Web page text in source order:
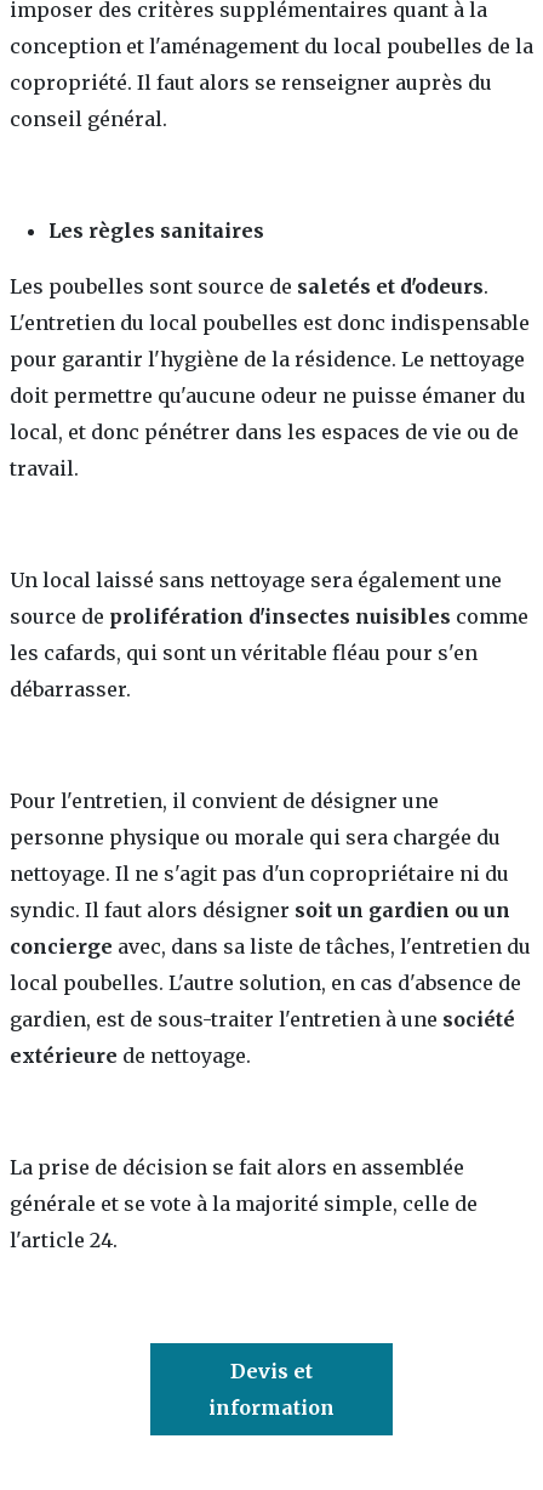
imposer des critères supplémentaires quant à la
conception et l'aménagement du local poubelles de la
copropriété. Il faut alors se renseigner auprès du
conseil général.
Les règles sanitaires
Les poubelles sont source de saletés et d'odeurs.
L'entretien du local poubelles est donc indispensable
pour garantir l'hygiène de la résidence. Le nettoyage
doit permettre qu'aucune odeur ne puisse émaner du
local, et donc pénétrer dans les espaces de vie ou de
travail.
Un local laissé sans nettoyage sera également une
source de prolifération d'insectes nuisibles comme
les cafards, qui sont un véritable fléau pour s'en
débarrasser.
Pour l'entretien, il convient de désigner une
personne physique ou morale qui sera chargée du
nettoyage. Il ne s'agit pas d'un copropriétaire ni du
syndic. Il faut alors désigner soit un gardien ou un
concierge avec, dans sa liste de tâches, l'entretien du
local poubelles. L'autre solution, en cas d'absence de
gardien, est de sous-traiter l'entretien à une société
extérieure de nettoyage.
La prise de décision se fait alors en assemblée
générale et se vote à la majorité simple, celle de
l'article 24.
Devis et
information